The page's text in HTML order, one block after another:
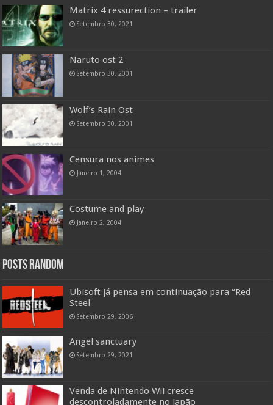
Matrix 4 ressurection – trailer
Setembro 30, 2021
Naruto ost 2
Setembro 30, 2001
Wolf’s Rain Ost
Setembro 30, 2001
Censura nos animes
Janeiro 1, 2004
Costume and play
Janeiro 2, 2004
Posts random
Ubisoft já pensa em continuação para “Red
Steel
Setembro 29, 2006
Angel sanctuary
Setembro 29, 2021
Venda de Nintendo Wii cresce
descontroladamente no Japão